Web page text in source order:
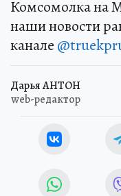
Комсомолка на
наши новости
канале
Дарья АНТОН
web-редактор